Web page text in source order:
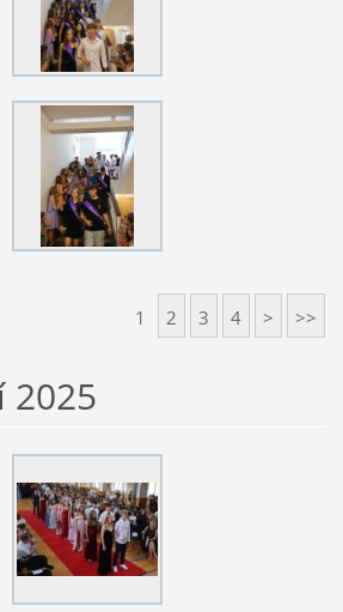
1 2 3 4 > >>
2025